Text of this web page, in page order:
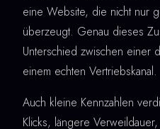
eine Website, die nicht nur
überzeugt. Genau dieses
Unterschied zwischen einer
einem echten Vertriebskanal.
Auch kleine Kennzahlen
Klicks, längere